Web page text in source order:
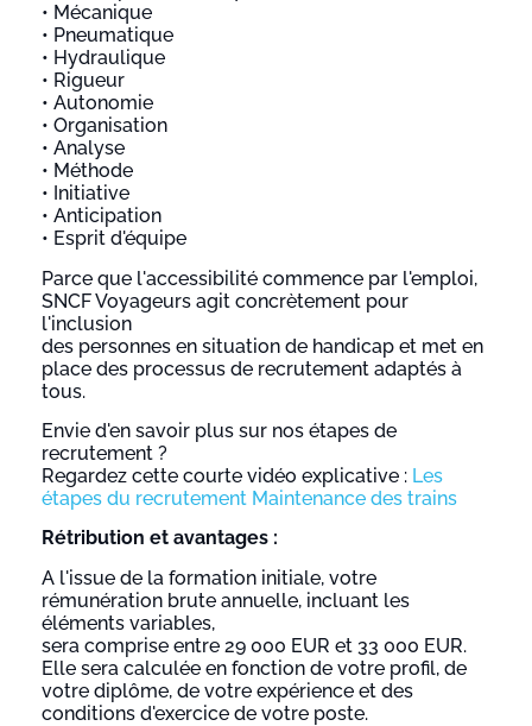
• Mécanique
• Pneumatique
• Hydraulique
• Rigueur
• Autonomie
• Organisation
• Analyse
• Méthode
• Initiative
• Anticipation
• Esprit d'équipe
Parce que l'accessibilité commence par l'emploi,
SNCF Voyageurs agit concrètement pour
l'inclusion
des personnes en situation de handicap et met en
place des processus de recrutement adaptés à
tous.
Envie d'en savoir plus sur nos étapes de
recrutement ?
Regardez cette courte vidéo explicative : Les
étapes du recrutement Maintenance des trains
Rétribution et avantages :
A l'issue de la formation initiale, votre
rémunération brute annuelle, incluant les
éléments variables,
sera comprise entre 29 000 EUR et 33 000 EUR.
Elle sera calculée en fonction de votre profil, de
votre diplôme, de votre expérience et des
conditions d'exercice de votre poste.